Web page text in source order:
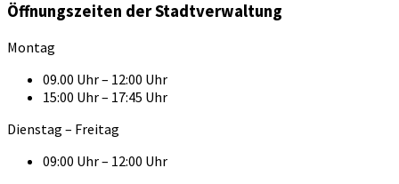
Öffnungszeiten der Stadtverwaltung
Montag
09.00 Uhr – 12:00 Uhr
15:00 Uhr – 17:45 Uhr
Dienstag – Freitag
09:00 Uhr – 12:00 Uhr